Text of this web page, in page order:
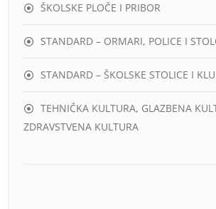
ŠKOLSKE PLOČE I PRIBOR
STANDARD – ORMARI, POLICE I
STANDARD – ŠKOLSKE STOLICE I
TEHNIČKA KULTURA, GLAZBENA
ZDRAVSTVENA KULTURA